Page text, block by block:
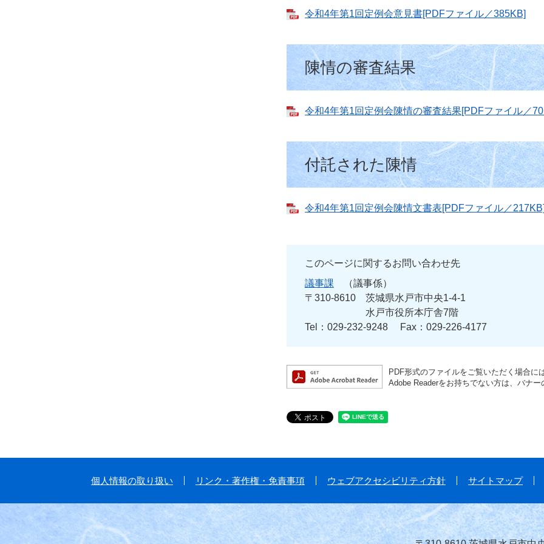
令和4年第1回定例会意見書[PDFファイル／385KB]
陳情の審査結果
令和4年第1回定例会陳情の審査結果[PDFファイル／
付託された陳情
令和4年第1回定例会陳情文書表[PDFファイル／
このページに関するお問い合わせ先
議事課
議事係
〒310-8610
茨城県水戸市中央1-4-1
水戸市役所本庁舎7階
Tel：029-232-9248
Fax：029-226-4177
PDF形式のファイルをご覧いただく場合に
Adobe Readerをお持ちでない方は、バナ
個人情報の取り扱い リンク・著作権・免責事項 ウェブアクセシビリティ方針 サイトマップ